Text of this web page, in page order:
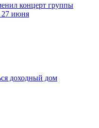
концерт группы
27 июня
доходный дом